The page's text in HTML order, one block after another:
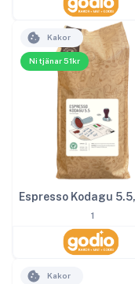
Ni tjänar 51kr
Kakor
1
Kakor